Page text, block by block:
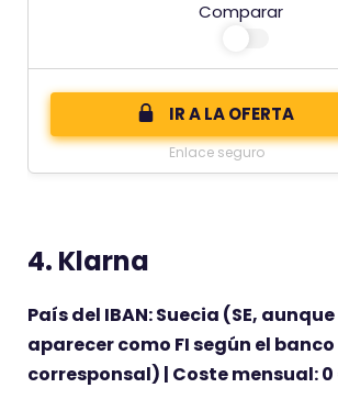
m
e
a
i
o
t
Comparar
IR A LA OFERTA
Enlace seguro
4. Klarna
País del IBAN: Suecia (SE,
aparecer como FI según el banco
corresponsal) | Coste mensual: